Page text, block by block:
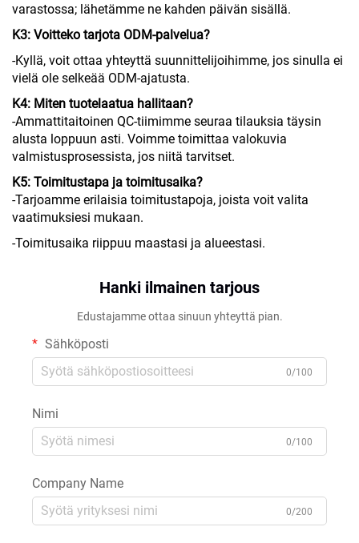
varastossa; lähetämme ne kahden päivän sisällä.
K3: Voitteko tarjota ODM-palvelua?
-Kyllä, voit ottaa yhteyttä suunnittelijoihimme, jos sinulla ei
vielä ole selkeää ODM-ajatusta.
K4: Miten tuotelaatua hallitaan?
-Ammattitaitoinen QC-tiimimme seuraa tilauksia täysin
alusta loppuun asti. Voimme toimittaa valokuvia
valmistusprosessista, jos niitä tarvitset.
K5: Toimitustapa ja toimitusaika?
-Tarjoamme erilaisia toimitustapoja, joista voit valita
vaatimuksiesi mukaan.
-Toimitusaika riippuu maastasi ja alueestasi.
Hanki ilmainen tarjous
Edustajamme ottaa sinuun yhteyttä pian.
Sähköposti
0/100
Nimi
0/100
Company Name
0/200